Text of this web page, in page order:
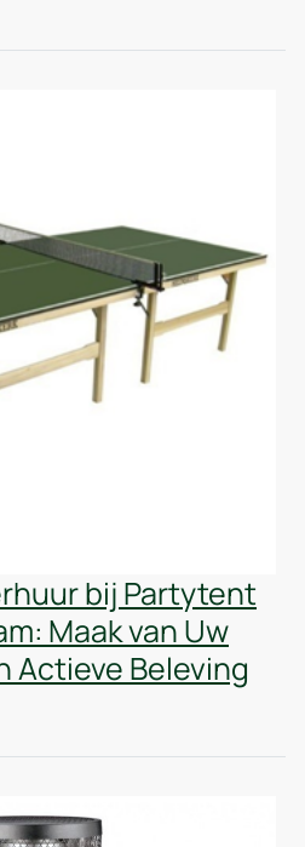
bij Partytent
Maak van Uw
Actieve Beleving